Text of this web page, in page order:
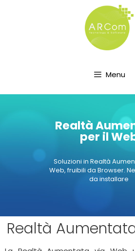
Menu
Realtà
per il
Soluzioni in Realtà
Web, fruibili da Browser.
da installare
Realtà